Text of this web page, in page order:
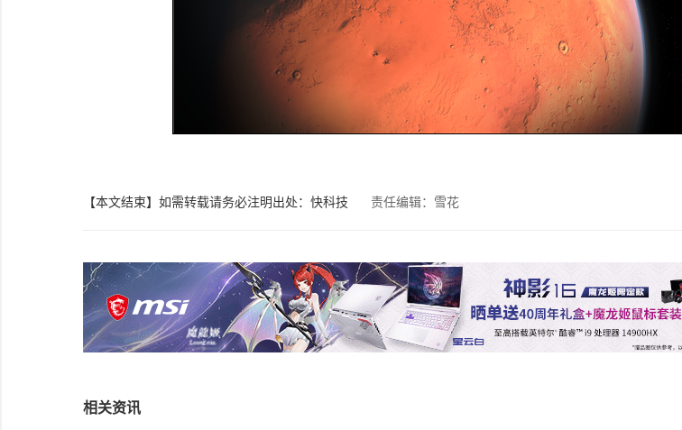
【本文结束】如需转载请务必注明出处：快科技 责任编辑：雪花
相关资讯